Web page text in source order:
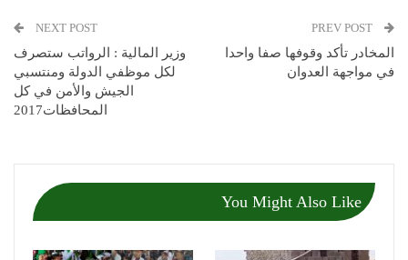
المخادر تأكد وقوفها صفا واحدا
في مواجهة العدوان
NEXT POST
وزير المالية : الرواتب ستصرف
لكل موظفي الدولة ومنتسبي
الجيش والأمن في كل
المحافظات2017
You Might Also Like